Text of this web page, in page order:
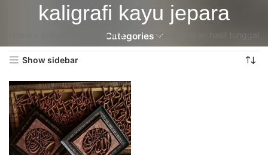
kaligrafi kayu jepara
Categories
kaligrafi kayu jepara Menampilkan hasil tunggal
Show sidebar